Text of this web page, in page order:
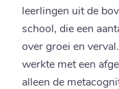
leerlingen uit de
school, die een
over groei en
werkte met een
alleen de